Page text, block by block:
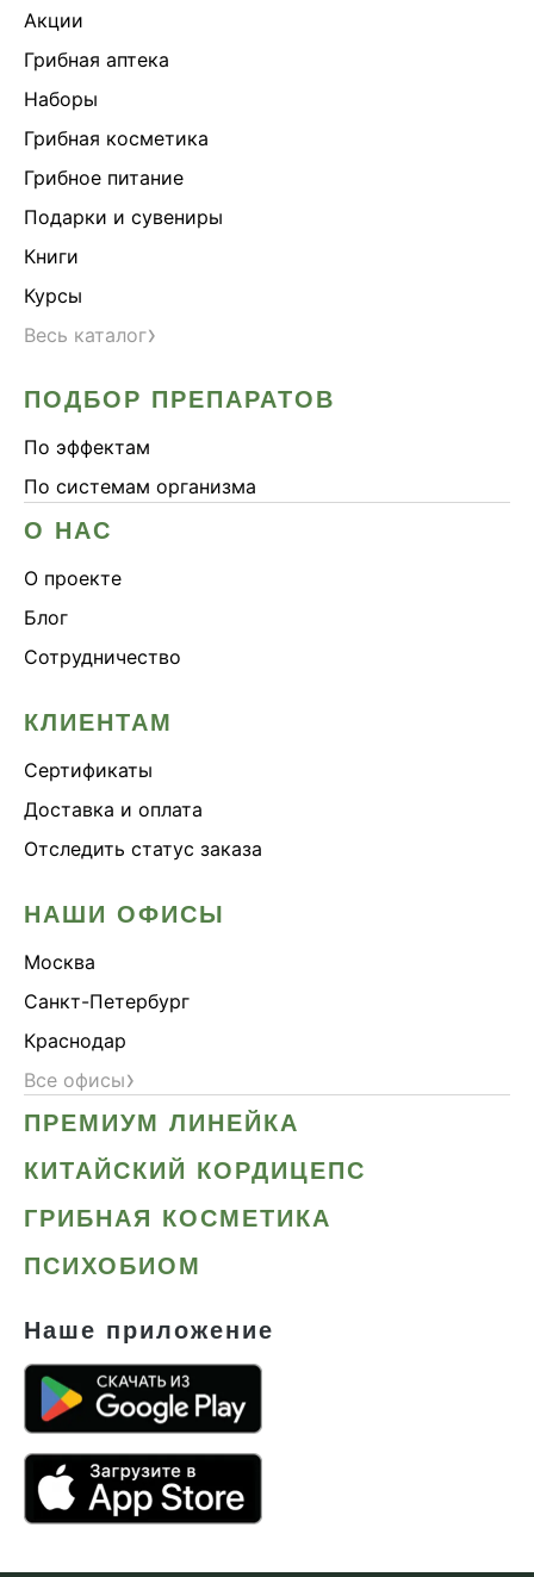
Акции
Грибная аптека
Наборы
Грибная косметика
Грибное питание
Подарки и сувениры
Книги
Курсы
Весь каталог›
ПОДБОР ПРЕПАРАТОВ
По эффектам
По системам организма
О НАС
О проекте
Блог
Сотрудничество
КЛИЕНТАМ
Сертификаты
Доставка и оплата
Отследить статус заказа
НАШИ ОФИСЫ
Москва
Санкт-Петербург
Краснодар
Все офисы›
ПРЕМИУМ ЛИНЕЙКА
КИТАЙСКИЙ КОРДИЦЕПС
ГРИБНАЯ КОСМЕТИКА
ПСИХОБИОМ
Наше приложение